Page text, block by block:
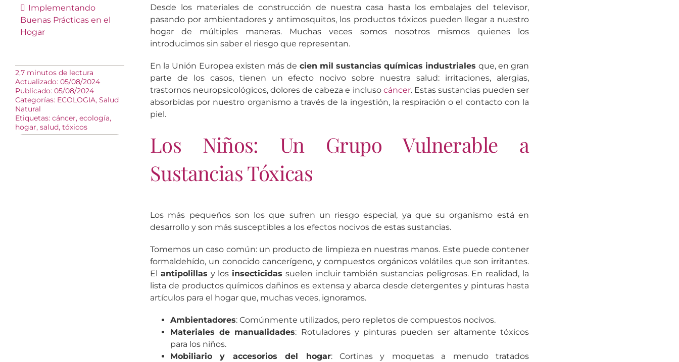
Implementando
Buenas Prácticas en el
Hogar
2,7 minutos de lectura
Actualizado: 05/08/2024
Publicado: 05/08/2024
Categorías: ECOLOGIA, Salud
Natural
Etiquetas: cáncer, ecología,
hogar, salud, tóxicos
Desde los materiales de construcción de nuestra casa hasta los embalajes del televisor,
pasando por ambientadores y antimosquitos, los productos tóxicos pueden llegar a nuestro
hogar de múltiples maneras. Muchas veces somos nosotros mismos quienes los
introducimos sin saber el riesgo que representan.
En la Unión Europea existen más de cien mil sustancias químicas industriales que, en gran
parte de los casos, tienen un efecto nocivo sobre nuestra salud: irritaciones, alergias,
trastornos neuropsicológicos, dolores de cabeza e incluso cáncer. Estas sustancias pueden ser
absorbidas por nuestro organismo a través de la ingestión, la respiración o el contacto con la
piel.
Los Niños: Un Grupo Vulnerable a
Sustancias Tóxicas
Los más pequeños son los que sufren un riesgo especial, ya que su organismo está en
desarrollo y son más susceptibles a los efectos nocivos de estas sustancias.
Tomemos un caso común: un producto de limpieza en nuestras manos. Este puede contener
formaldehído, un conocido cancerígeno, y compuestos orgánicos volátiles que son irritantes.
El antipolillas y los insecticidas suelen incluir también sustancias peligrosas. En realidad, la
lista de productos químicos dañinos es extensa y abarca desde detergentes y pinturas hasta
artículos para el hogar que, muchas veces, ignoramos.
Ambientadores: Comúnmente utilizados, pero repletos de compuestos nocivos.
Materiales de manualidades: Rotuladores y pinturas pueden ser altamente tóxicos
para los niños.
Mobiliario y accesorios del hogar: Cortinas y moquetas a menudo tratados